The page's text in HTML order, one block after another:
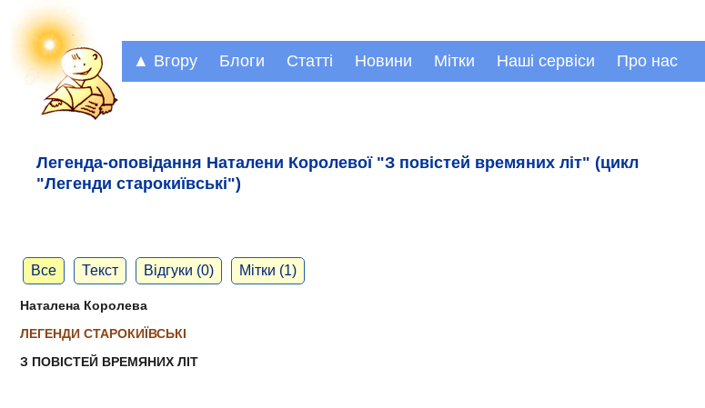
▲ Вгору Блоги Статті Новини Мітки Наші сервіси Про нас
Легенда-оповідання Наталени Королевої "З повістей времяних літ" (цикл
"Легенди старокиївські")
Все Текст Відгуки (0) Мітки (1)
Наталена Королева
ЛЕГЕНДИ СТАРОКИЇВСЬКІ
З ПОВІСТЕЙ ВРЕМЯНИХ ЛІТ